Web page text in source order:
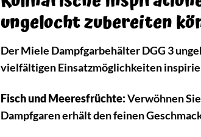
ungelocht zubereiten
Der Miele Dampfgarbehälter DGG 3
vielfältigen Einsatzmöglichkeiten
Fisch und Meeresfrüchte:Verwöhnen
Dampfgaren erhält den feinen